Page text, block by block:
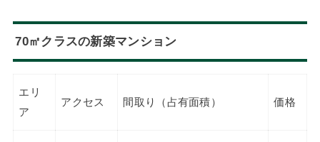
70㎡クラスの新築マンション
エリ
ア
アクセス 間取り（占有面積） 価格